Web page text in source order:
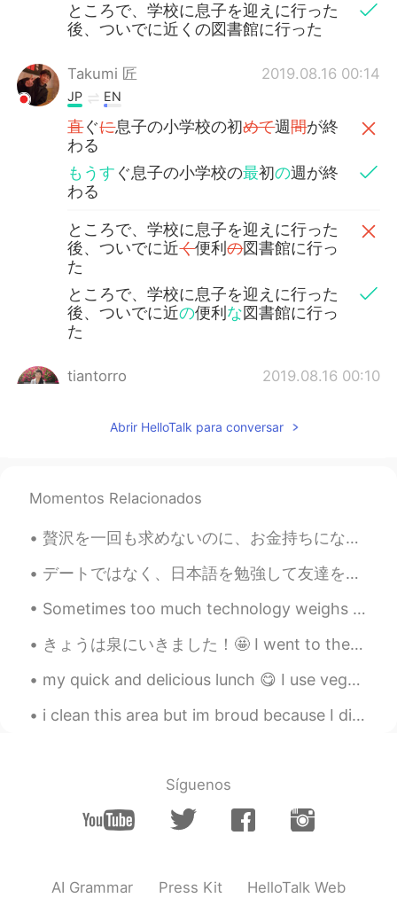
ところで、学校に息子を迎えに行った
後、ついでに近くの図書館に行った
Takumi 匠 2019.08.16 00:14
JP EN
直ぐに息子の小学校の初めて週間が終
わる
もうす ぐ息子の小学校の最初の週が終
わる
ところで、学校に息子を迎えに行った
後、ついでに近く便利の図書館に行っ
た
ところで、学校に息子を迎えに行った
後、ついでに近の便利 な図書館に行っ
た
tiantorro 2019.08.16 00:10
に息子の小学校の初めて週 間
わる
Abrir HelloTalk para conversar
Momentos Relacionados
贅沢を一回も求めないのに、お金持ちになりたいとか、高級車とかはどうでもいい、ただ普通の身体が欲しくて、筋トレできる身体が欲しかった。そして日本に来てからめっちゃ禿げちゃった。僕はできるだけ他人を...
デートではなく、日本語を勉強して友達を作りたい It makes me sad when I get a new message and all they want to do is get w...
Sometimes too much technology weighs heavy on my mind and soul. 🍃 Often I need to take a break ...
きょうは泉にいきました！🤩 I went to the springs today!🤩 それはとてもきれいだった！ 🥰😍 It was so pretty!! 🥰😍 ここにいたい，しごとに...
my quick and delicious lunch 😋 I use vegetable broth, shiitake powder, and fermented soybean powd...
i clean this area but im broud because I did it.. If everyone on earth cares about keeping the ...
Síguenos
AI Grammar Press Kit HelloTalk Web